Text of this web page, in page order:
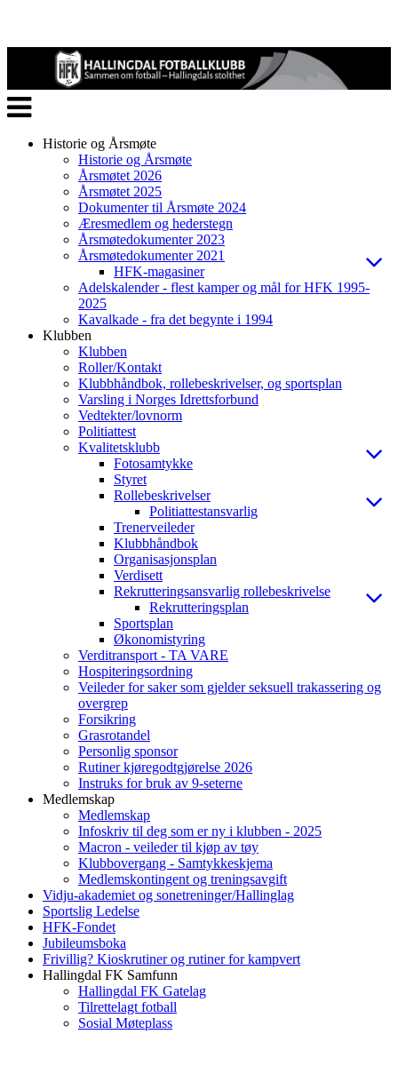
Veksle
navigasjon
Historie og Årsmøte
Historie og Årsmøte
Årsmøtet 2026
Årsmøtet 2025
Dokumenter til Årsmøte 2024
Æresmedlem og hederstegn
Årsmøtedokumenter 2023
Årsmøtedokumenter 2021
HFK-magasiner
Adelskalender - flest kamper og mål for HFK 1995-
2025
Kavalkade - fra det begynte i 1994
Klubben
Klubben
Roller/Kontakt
Klubbhåndbok, rollebeskrivelser, og sportsplan
Varsling i Norges Idrettsforbund
Vedtekter/lovnorm
Politiattest
Kvalitetsklubb
Fotosamtykke
Styret
Rollebeskrivelser
Politiattestansvarlig
Trenerveileder
Klubbhåndbok
Organisasjonsplan
Verdisett
Rekrutteringsansvarlig rollebeskrivelse
Rekrutteringsplan
Sportsplan
Økonomistyring
Verditransport - TA VARE
Hospiteringsordning
Veileder for saker som gjelder seksuell trakassering og
overgrep
Forsikring
Grasrotandel
Personlig sponsor
Rutiner kjøregodtgjørelse 2026
Instruks for bruk av 9-seterne
Medlemskap
Medlemskap
Infoskriv til deg som er ny i klubben - 2025
Macron - veileder til kjøp av tøy
Klubbovergang - Samtykkeskjema
Medlemskontingent og treningsavgift
Vidju-akademiet og sonetreninger/Hallinglag
Sportslig Ledelse
HFK-Fondet
Jubileumsboka
Frivillig? Kioskrutiner og rutiner for kampvert
Hallingdal FK Samfunn
Hallingdal FK Gatelag
Tilrettelagt fotball
Sosial Møteplass